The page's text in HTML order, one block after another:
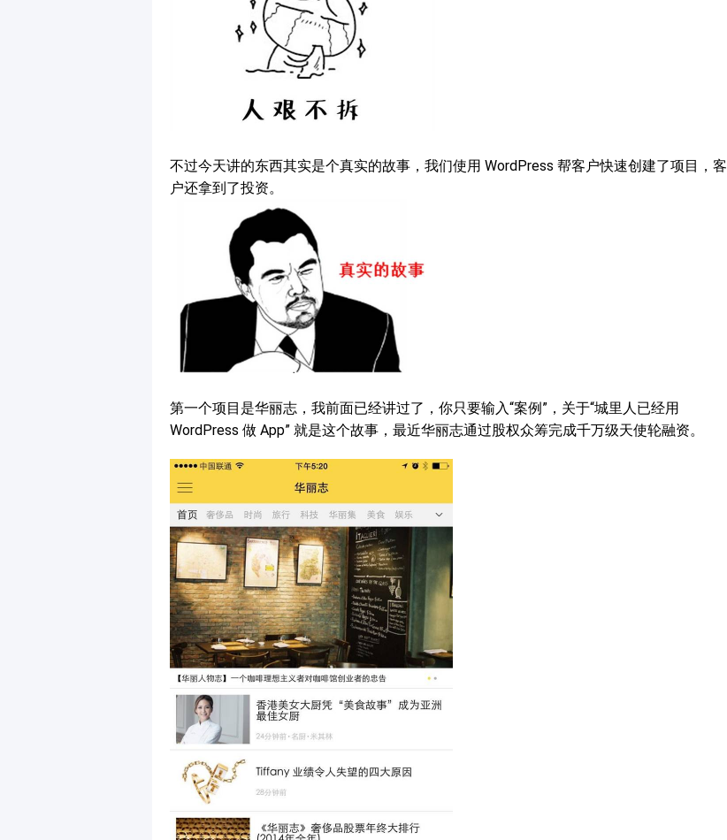
不过今天讲的东西其实是个真实的故事，我们使用 WordPress 帮客户快速创建了项目，客
户还拿到了投资。
第一个项目是华丽志，我前面已经讲过了，你只要输入“案例”，关于“城里人已经用
WordPress 做 App” 就是这个故事，最近华丽志通过股权众筹完成千万级天使轮融资。